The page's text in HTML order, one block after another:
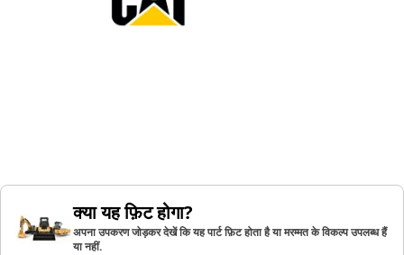
क्या यह फ़िट होगा?
अपना उपकरण जोड़कर देखें कि यह पार्ट फ़िट होता है या मरम्मत के विकल्प उपलब्ध हैं
या नहीं.